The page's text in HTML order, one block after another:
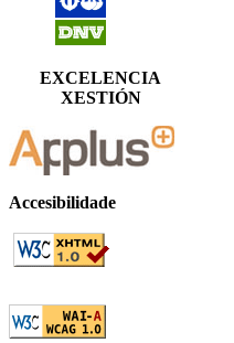
EXCELENCIA
XESTIÓN
Accesibilidade